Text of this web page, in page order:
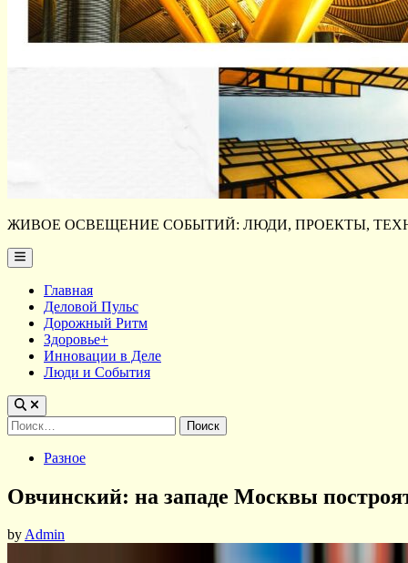
ЖИВОЕ ОСВЕЩЕНИЕ СОБЫТИЙ: ЛЮДИ, ПРОЕКТЫ,
Main
Menu
Главная
Деловой Пульс
Дорожный Ритм
Здоровье+
Инновации в Деле
Люди и События
Найти:
PostedРазное
Овчинский: на западе Москвы
byAdmin